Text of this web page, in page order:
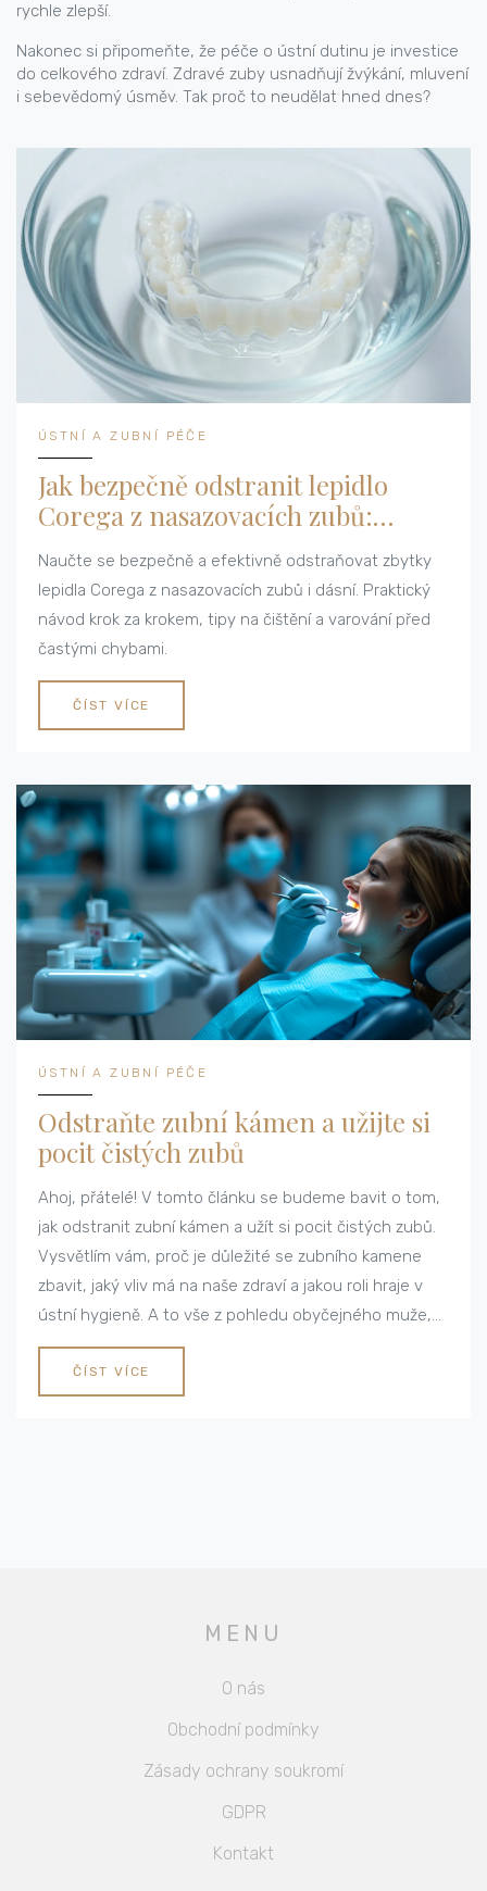
rychle zlepší.
Nakonec si připomeňte, že péče o ústní dutinu je investice
do celkového zdraví. Zdravé zuby usnadňují žvýkání, mluvení
i sebevědomý úsměv. Tak proč to neudělat hned dnes?
ÚSTNÍ A ZUBNÍ PÉČE
Jak bezpečně odstranit lepidlo
Corega z nasazovacích zubů:
Kompletní návod
Naučte se bezpečně a efektivně odstraňovat zbytky
lepidla Corega z nasazovacích zubů i dásní. Praktický
návod krok za krokem, tipy na čištění a varování před
častými chybami.
ČÍST VÍCE
ÚSTNÍ A ZUBNÍ PÉČE
Odstraňte zubní kámen a užijte si
pocit čistých zubů
Ahoj, přátelé! V tomto článku se budeme bavit o tom,
jak odstranit zubní kámen a užít si pocit čistých zubů.
Vysvětlím vám, proč je důležité se zubního kamene
zbavit, jaký vliv má na naše zdraví a jakou roli hraje v
ústní hygieně. A to vše z pohledu obyčejného muže,
který se snaží udržet svoje zuby zdravé a čisté.
Připojte se ke mně a naučte se, jak si užívat pocit
čistých zubů, bez nepříjemného zubního kamene.
ČÍST VÍCE
MENU
O nás
Obchodní podmínky
Zásady ochrany soukromí
GDPR
Kontakt